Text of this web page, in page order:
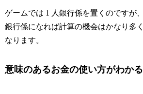
ゲームでは 1 人銀行係を置くのですが、
銀行係になれば計算の機会はかなり多く
なります。
意味のあるお金の使い方がわかる